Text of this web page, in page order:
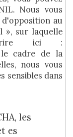
Nous vous
au
», sur laquelle
ici :
cadre de la
nous vous
sensibles dans
les
es